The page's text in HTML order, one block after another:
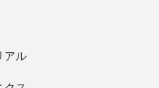
アル